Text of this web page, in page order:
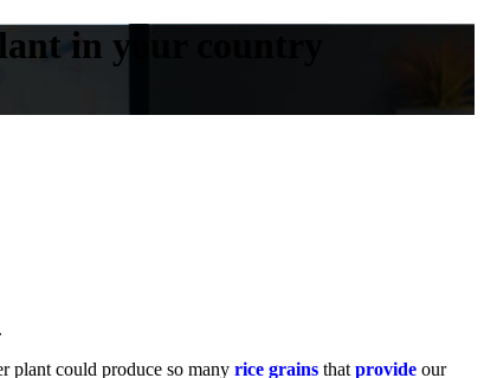
in your country
plant could produce so many rice grains that provide our